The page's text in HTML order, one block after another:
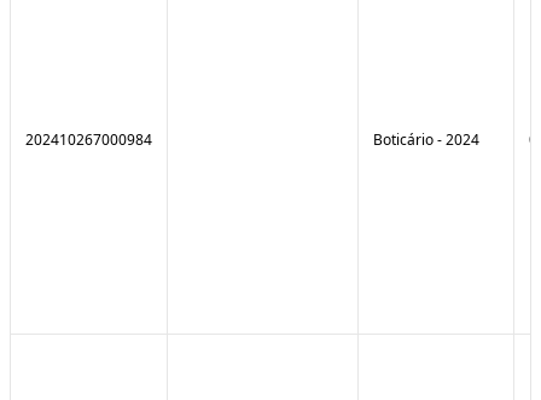
202410267000984 Boticário - 2024